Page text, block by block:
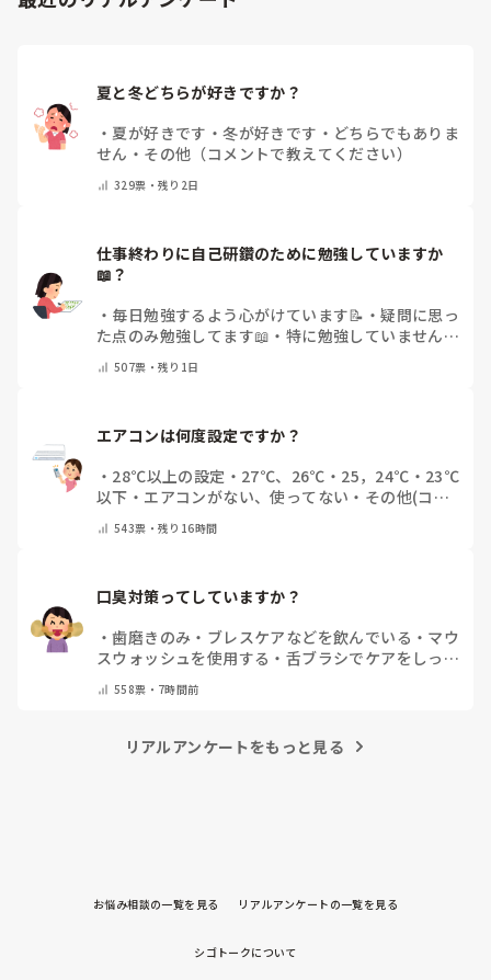
夏と冬どちらが好きですか？
・ 夏が好きです ・冬が好きです ・ どちらでもありま
せん ・ その他（コメントで教えてください）
329票・残り2日
仕事終わりに自己研鑽のために勉強していますか
📖？
・ 毎日勉強するよう心がけています📝 ・疑問に思っ
た点のみ勉強してます📖 ・ 特に勉強していません・
507票・残り1日
エアコンは何度設定ですか？
・ 28℃以上の設定 ・ 27℃、26℃ ・ 25，24℃ ・ 23℃
以下 ・ エアコンがない、使ってない ・ その他(コメ
543票・残り16時間
口臭対策ってしていますか？
・歯磨きのみ ・ ブレスケアなどを飲んでいる ・ マウ
スウォッシュを使用する ・ 舌ブラシでケアをしっか
いない・ その他（コメントで教えてください）
558票・ 7時間前
リアルアンケートをもっと見る
お悩み相談の一覧を見る リアルアンケートの一覧を見る
シゴトークについて